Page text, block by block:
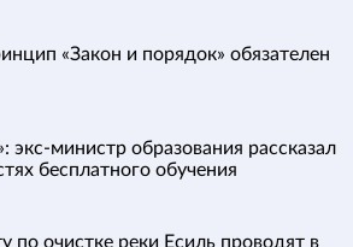
«Закон и порядок» обязателен
экс-министр образования рассказал
бесплатного обучения
по очистке реки Есиль проводят в